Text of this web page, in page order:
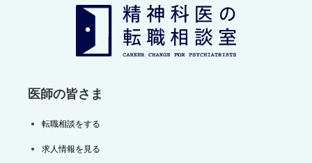
医師の皆さま
転職相談をする
求人情報を見る